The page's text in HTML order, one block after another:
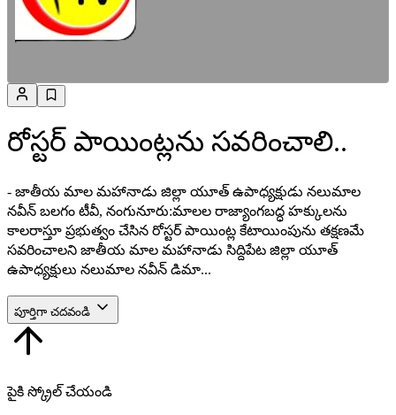
రోస్టర్ పాయింట్లను సవరించాలి..
- జాతీయ మాల మహానాడు జిల్లా యూత్ ఉపాధ్యక్షుడు నలుమాల
నవీన్ బలగం టీవీ, నంగునూరు:మాలల రాజ్యాంగబద్ధ హక్కులను
కాలరాస్తూ ప్రభుత్వం చేసిన రోస్టర్ పాయింట్ల కేటాయింపును తక్షణమే
సవరించాలని జాతీయ మాల మహానాడు సిద్దిపేట జిల్లా యూత్
ఉపాధ్యక్షులు నలుమాల నవీన్ డిమా...
పూర్తిగా చదవండి
పైకి స్క్రోల్ చేయండి